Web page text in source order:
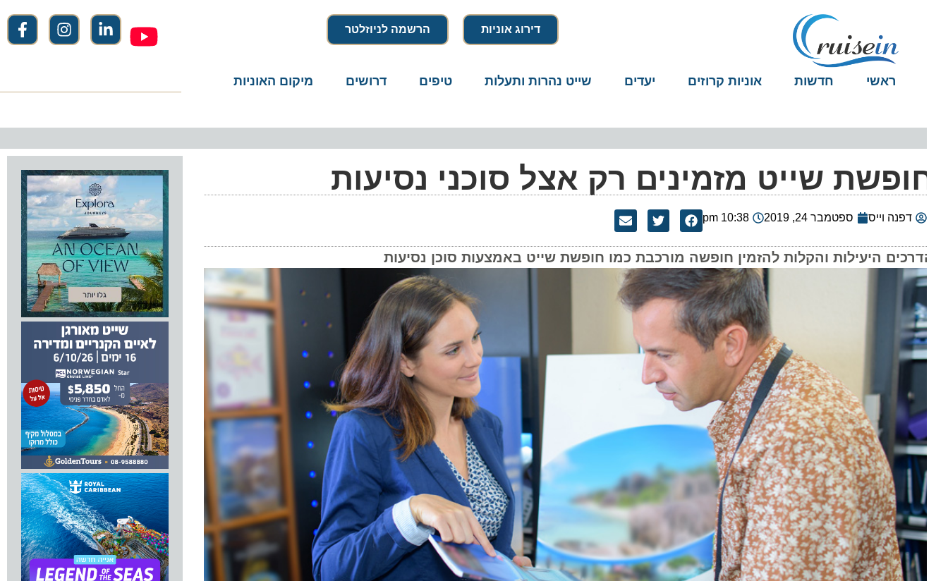
הרשמה לניוזלטר דירוג אוניות
ראשי חדשות אוניות קרוזים יעדים שייט נהרות ותעלות טיפים דרושים מיקום האוניות
שייט מזמינים רק אצל סוכני נסיעות
דפנה וייס ספטמבר 24, 2019 10:38 pm
היעילות והקלות להזמין חופשה מורכבת כמו חופשת שייט באמצעות סוכן נסיעות